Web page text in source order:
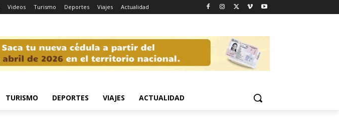
Videos Turismo Deportes Viajes Actualidad
TURISMO DEPORTES VIAJES ACTUALIDAD